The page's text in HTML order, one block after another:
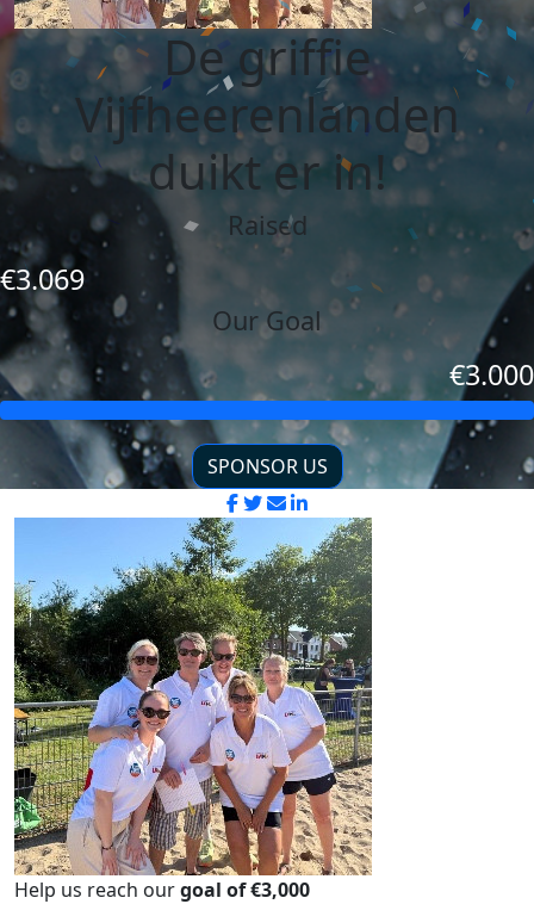
De griffie
Vijfheerenlanden
duikt er in!
Raised
€3.069
Our Goal
€3.000
SPONSOR US
Help us reach ourgoal of €3,000